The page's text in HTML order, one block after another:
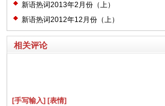
新语热词2013年2月份（上）
新语热词2012年12月份（上）
相关评论
[手写输入] [表情]